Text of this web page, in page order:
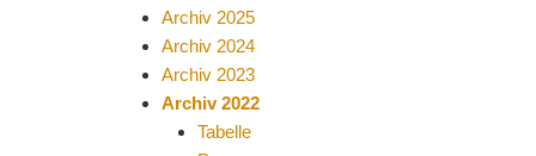
Archiv 2025
Archiv 2024
Archiv 2023
Archiv 2022
Tabelle